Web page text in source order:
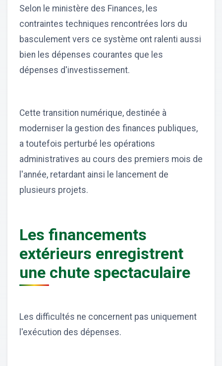
Selon le ministère des Finances, les
contraintes techniques rencontrées lors du
basculement vers ce système ont ralenti aussi
bien les dépenses courantes que les
dépenses d'investissement.
Cette transition numérique, destinée à
moderniser la gestion des finances publiques,
a toutefois perturbé les opérations
administratives au cours des premiers mois de
l'année, retardant ainsi le lancement de
plusieurs projets.
Les financements
extérieurs enregistrent
une chute spectaculaire
Les difficultés ne concernent pas uniquement
l'exécution des dépenses.